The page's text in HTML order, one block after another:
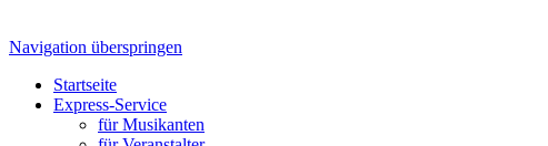
Navigation überspringen
Startseite
Express-Service
für Musikanten